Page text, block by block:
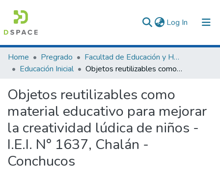
Log In (current)
Communities & Collections
All of DSpace
Statistics
Home Pregrado
Facultad de Educación y Humanidades
Educación Inicial
Objetos reutilizables como material educativo para mejorar la creatividad lúdica de niños - I.E.I. N° 1637, Chalán - Conchucos
Objetos reutilizables como
material educativo para mejorar
la creatividad lúdica de niños -
I.E.I. N° 1637, Chalán -
Conchucos